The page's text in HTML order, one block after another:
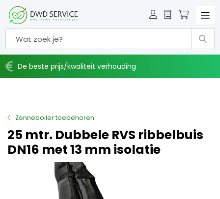
Offerte
De beste prijs/kwaliteit verhouding
Zonneboiler toebehoren
25 mtr. Dubbele RVS ribbelbuis
DN16 met 13 mm isolatie